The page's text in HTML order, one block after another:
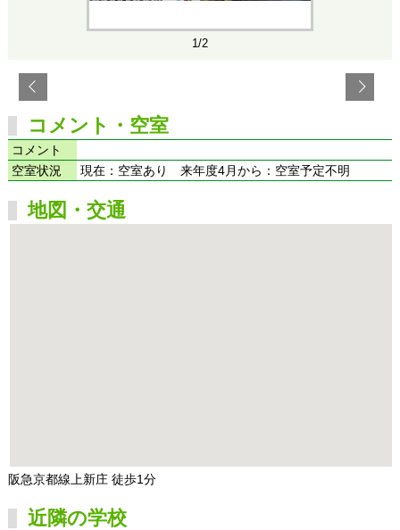
1/2
コメント・空室
コメント
空室状況
現在：空室あり 来年度4月から：空室予定不明
地図・交通
阪急京都線上新庄 徒歩1分
近隣の学校